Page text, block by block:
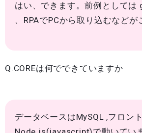
はい、できます。前例としては
、RPAでPCから取り込むなどが
Q.COREは何でできていますか
データベースはMySQL ,フロン